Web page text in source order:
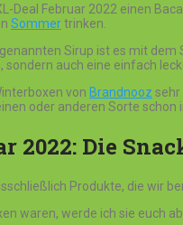
Deal Februar 2022 einen
Sommertrinken.
Sirup ist es mit dem
sondern auch eine einfach
von Brandnooz sehr
oder anderen Sorte schon
2022: Die
Produkte, die wir
waren, werde ich sie euch